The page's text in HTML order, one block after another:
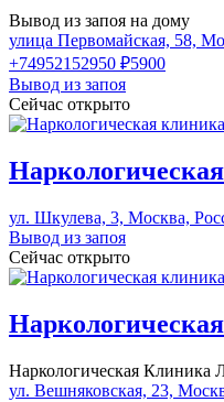
Вывод из запоя на дому
улица Первомайская, 58,
+74952152950 ₽5900
Вывод из запоя
Сейчас открыто
ул. Шкулева, 3, Москва,
Вывод из запоя
Сейчас открыто
Наркологическая Клиника
ул. Вешняковская, 23,